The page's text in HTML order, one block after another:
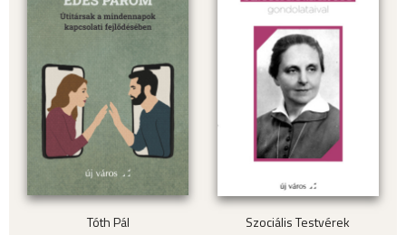
Tóth Pál
Szociális Testvérek